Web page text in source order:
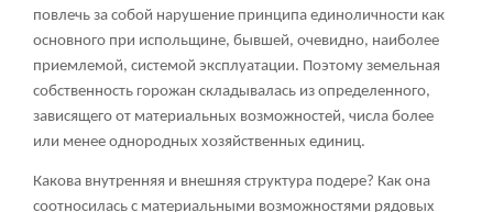
повлечь за собой нарушение принципа единоличности как
основного при испольщине, бывшей, очевидно, наиболее
приемлемой, системой эксплуатации. Поэтому земельная
собственность горожан складывалась из определенного,
зависящего от материальных возможностей, числа более
или менее однородных хозяйственных единиц.
Какова внутренняя и внешняя структура подере? Как она
соотносилась с материальными возможностями рядовых